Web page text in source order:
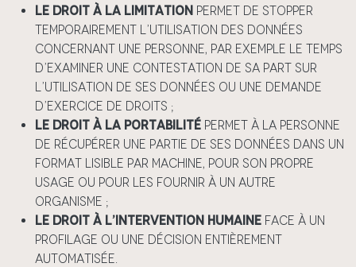
Le droit à la limitation permet de stopper
temporairement l’utilisation des données
concernant une personne, par exemple le temps
d’examiner une contestation de sa part sur
l’utilisation de ses données ou une demande
d’exercice de droits ;
Le droit à la portabilité permet à la personne
de récupérer une partie de ses données dans un
format lisible par machine, pour son propre
usage ou pour les fournir à un autre
organisme ;
Le droit à l’intervention humaine face à un
profilage ou une décision entièrement
automatisée.